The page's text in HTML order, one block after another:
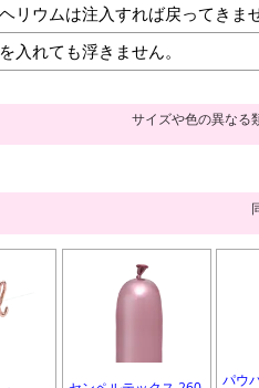
リウムは注入すれば戻ってきま
入れても浮きません。
サイズや色の異なる
パウ